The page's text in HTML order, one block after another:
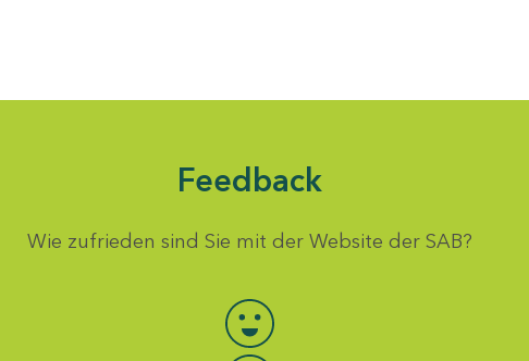
Feedback
Wie zufrieden sind Sie mit der Website der SAB?
Bewertung auswählen